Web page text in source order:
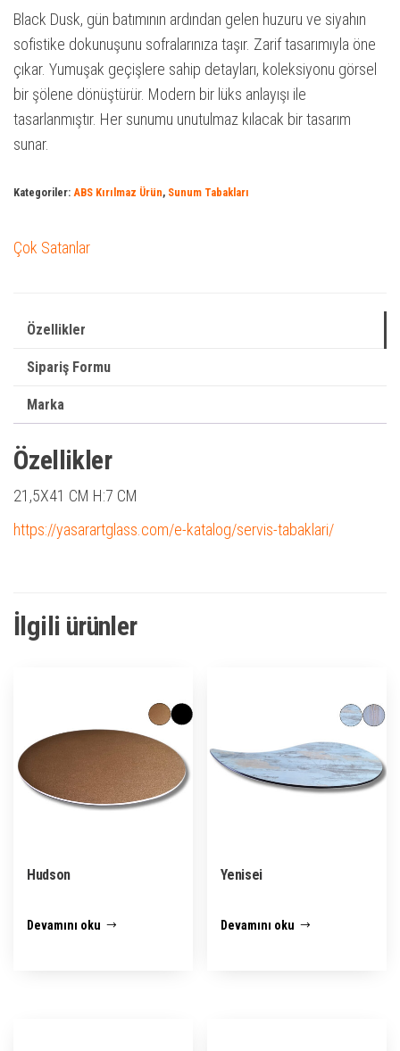
Black Dusk, gün batımının ardından gelen huzuru ve siyahın
sofistike dokunuşunu sofralarınıza taşır. Zarif tasarımıyla öne
çıkar. Yumuşak geçişlere sahip detayları, koleksiyonu görsel
bir şölene dönüştürür. Modern bir lüks anlayışı ile
tasarlanmıştır. Her sunumu unutulmaz kılacak bir tasarım
sunar.
Kategoriler: ABS Kırılmaz Ürün, Sunum Tabakları
Çok Satanlar
Özellikler
Sipariş Formu
Marka
Özellikler
21,5X41 CM H:7 CM
https://yasarartglass.com/e-katalog/servis-tabaklari/
İlgili ürünler
Hudson
Devamını oku
Yenisei
Devamını oku